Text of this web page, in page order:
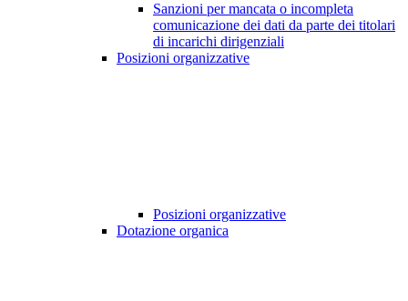
Sanzioni per mancata o incompleta
comunicazione dei dati da parte dei titolari
di incarichi dirigenziali
Posizioni organizzative
Posizioni organizzative
Dotazione organica